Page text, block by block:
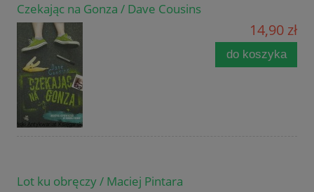
Czekając na Gonza / Dave Cousins
14,90 zł
do koszyka
Lot ku obręczy / Maciej Pintara